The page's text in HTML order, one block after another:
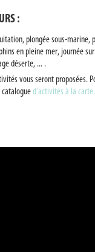
:
plongée sous-marine,
en pleine mer, journée
déserte, ... .
vous seront proposées.
catalogued’activités à la carte.